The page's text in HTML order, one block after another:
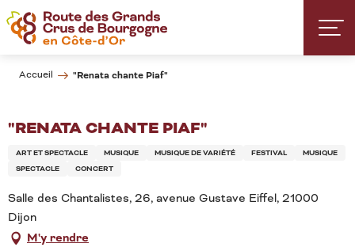
Aller
au
contenu
Accueil "Renata chante Piaf"
"RENATA CHANTE PIAF"
ART ET SPECTACLE MUSIQUE MUSIQUE DE VARIÉTÉ FESTIVAL
MUSIQUE
SPECTACLE
CONCERT
Salle des Chantalistes, 26, avenue Gustave Eiffel, 21000
Dijon
M'y rendre